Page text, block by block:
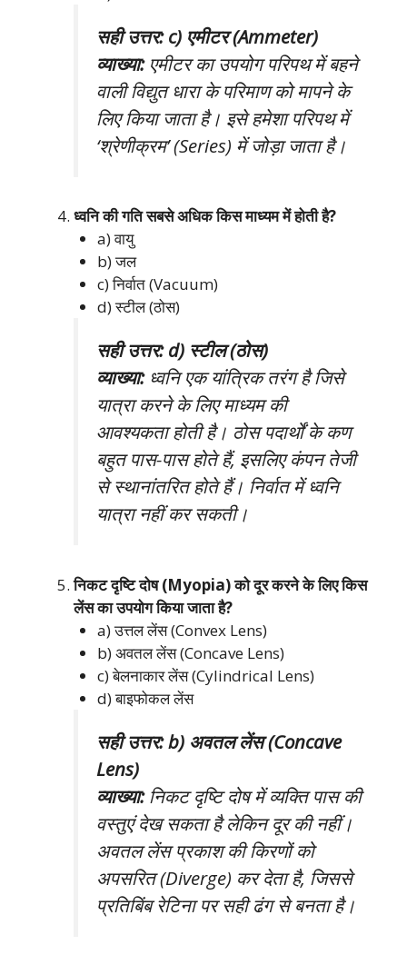
सही उत्तर: c) एमीटर (Ammeter)
व्याख्या:एमीटर का उपयोग परिपथ में बहने
वाली विद्युत धारा के परिमाण को मापने के
लिए किया जाता है। इसे हमेशा परिपथ में
‘श्रेणीक्रम’ (Series) में जोड़ा जाता है।
ध्वनि की गति सबसे अधिक किस माध्यम में होती है?
a) वायु
b) जल
c) निर्वात (Vacuum)
d) स्टील (ठोस)
सही उत्तर: d) स्टील (ठोस)
व्याख्या:ध्वनि एक यांत्रिक तरंग है जिसे
यात्रा करने के लिए माध्यम की
आवश्यकता होती है। ठोस पदार्थों के कण
बहुत पास-पास होते हैं, इसलिए कंपन तेजी
से स्थानांतरित होते हैं। निर्वात में ध्वनि
यात्रा नहीं कर सकती।
निकट दृष्टि दोष (Myopia) को दूर करने के लिए किस
लेंस का उपयोग किया जाता है?
a) उत्तल लेंस (Convex Lens)
b) अवतल लेंस (Concave Lens)
c) बेलनाकार लेंस (Cylindrical Lens)
d) बाइफोकल लेंस
सही उत्तर: b) अवतल लेंस (Concave
Lens)
व्याख्या:निकट दृष्टि दोष में व्यक्ति पास की
वस्तुएं देख सकता है लेकिन दूर की नहीं।
अवतल लेंस प्रकाश की किरणों को
अपसरित (Diverge) कर देता है, जिससे
प्रतिबिंब रेटिना पर सही ढंग से बनता है।